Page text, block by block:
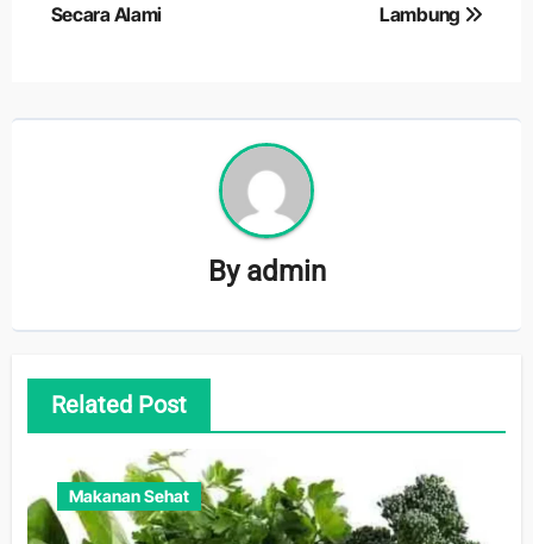
Secara Alami
Lambung
By admin
Related Post
Makanan Sehat